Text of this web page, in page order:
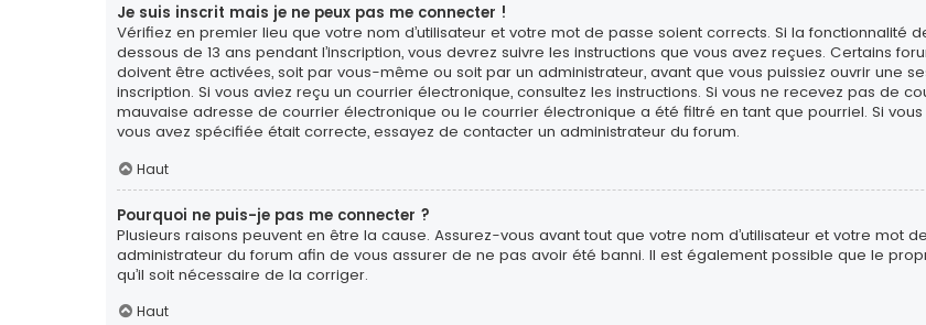
Je suis inscrit mais je ne peux pas me connecter !
Vérifiez en premier lieu que votre nom d’utilisateur et votre mot de passe soient corrects. Si la fonctionnalité
dessous de 13 ans pendant l’inscription, vous devrez suivre les instructions que vous avez reçues. Certains
doivent être activées, soit par vous-même ou soit par un administrateur, avant que vous puissiez ouvrir une
inscription. Si vous aviez reçu un courrier électronique, consultez les instructions. Si vous ne recevez pas de
mauvaise adresse de courrier électronique ou le courrier électronique a été filtré en tant que pourriel. Si
vous avez spécifiée était correcte, essayez de contacter un administrateur du forum.
Haut
Pourquoi ne puis-je pas me connecter ?
Plusieurs raisons peuvent en être la cause. Assurez-vous avant tout que votre nom d’utilisateur et votre mot
administrateur du forum afin de vous assurer de ne pas avoir été banni. Il est également possible que le
qu’il soit nécessaire de la corriger.
Haut